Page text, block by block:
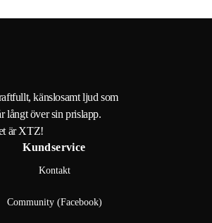
känslosamt ljud som
långt över sin prislapp.
är XTZ!
Kundservice
Kontakt
Community (Facebook)